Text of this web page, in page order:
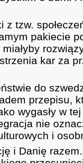
tzw.
pakiecie
kar za
do
przepisu,
wygasły w
nie
i
i Danię